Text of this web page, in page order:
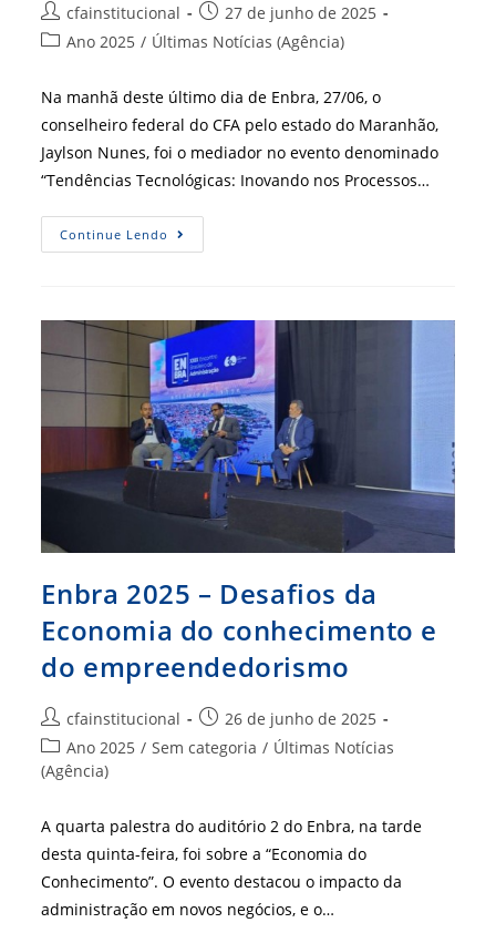
Autor
do
cfainstitucional
Post
publicado:
27 de junho de 2025
Categoria
post:
Ano 2025 / Últimas Notícias (Agência)
Na manhã deste último dia de Enbra, 27/06, o
conselheiro federal do CFA pelo estado do Maranhão,
Jaylson Nunes, foi o mediador no evento denominado
“Tendências Tecnológicas: Inovando nos Processos…
Continue Lendo Trajetórias
E
Ciclo
De
Palestras
Do
Último
Dia
Do
Enbra
Enbra 2025 – Desafios da
Economia do conhecimento e
do empreendedorismo
Autor
do
post:
cfainstitucional
Post
publicado:
26 de junho de 2025
Categoria
do
Ano 2025 / Sem categoria / Últimas Notícias
(Agência)
A quarta palestra do auditório 2 do Enbra, na tarde
desta quinta-feira, foi sobre a “Economia do
Conhecimento”. O evento destacou o impacto da
administração em novos negócios, e o…